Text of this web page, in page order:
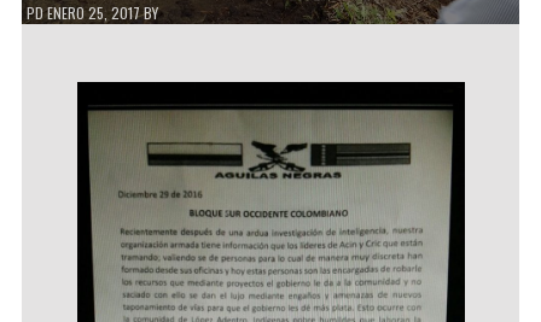
PDENERO 25, 2017BY